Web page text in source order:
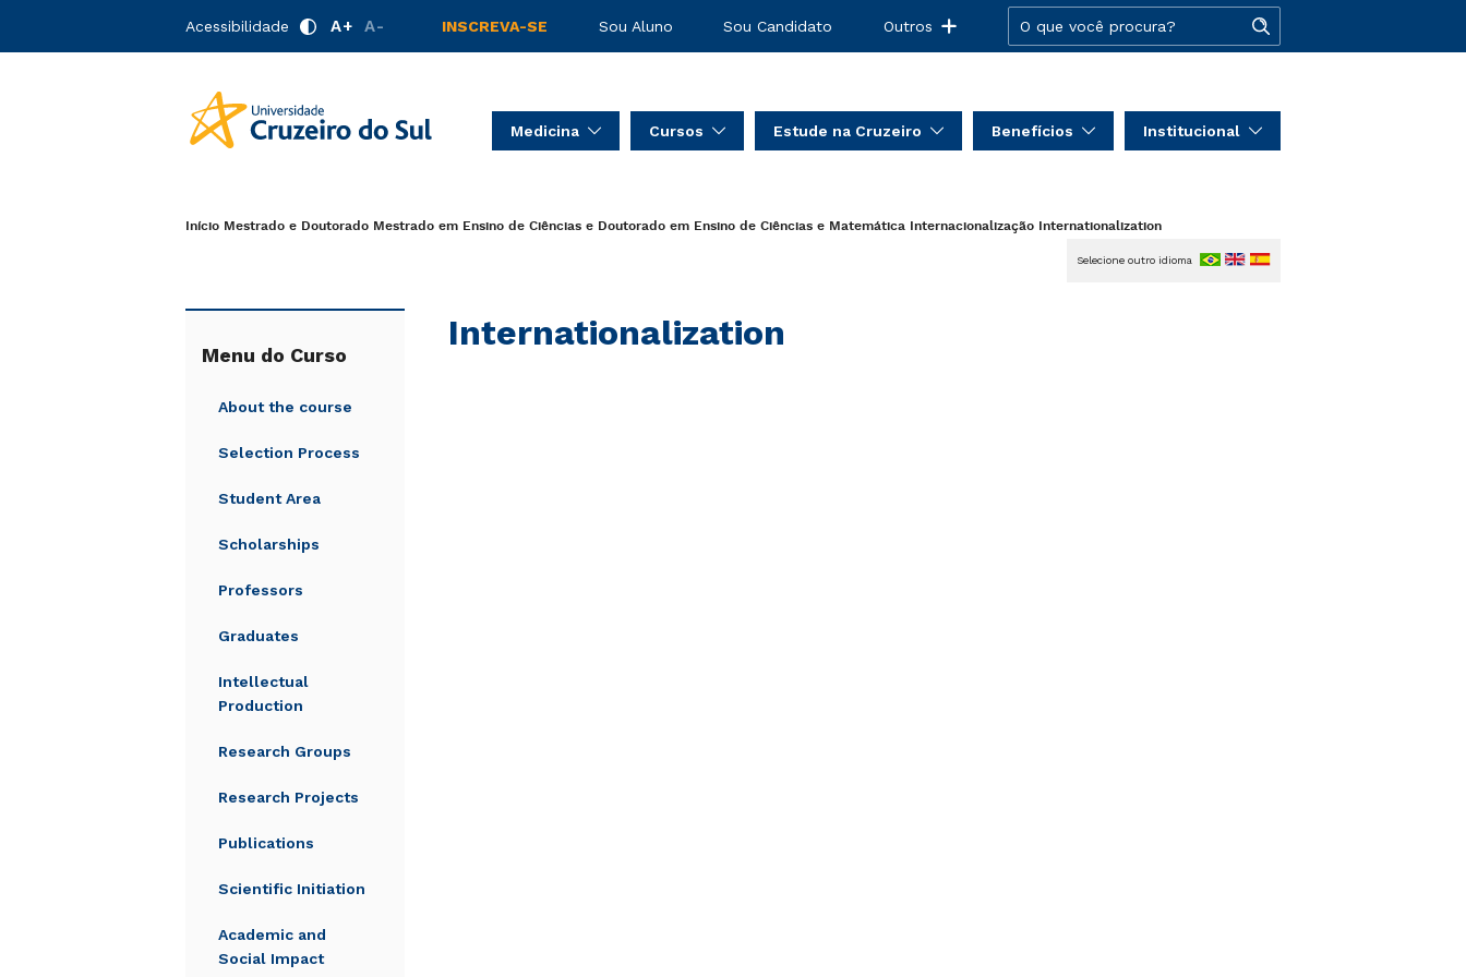
Acessibilidade A+ A- INSCREVA-SE Sou Aluno Sou Candidato Outros
Medicina Cursos Estude na Cruzeiro Benefícios Institucional
Início Mestrado e Doutorado Mestrado em Ensino de Ciências e Doutorado em Ensino de Ciências e Matemática Internacionalização Internationalization
Menu do Curso
About the course
Selection Process
Student Area
Scholarships
Professors
Graduates
Intellectual
Production
Research Groups
Research Projects
Publications
Scientific Initiation
Academic and
Social Impact
Internationalization
Selecione outro idioma